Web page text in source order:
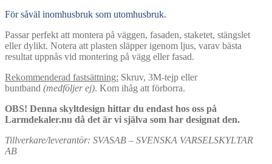
För såväl inomhusbruk som utomhusbruk.
Passar perfekt att montera på väggen, fasaden, staketet, stängslet
eller dylikt. Notera att plasten släpper igenom ljus, varav bästa
resultat uppnås vid montering på vägg eller fasad.
Rekommenderad fastsättning: Skruv, 3M-tejp eller
buntband (medföljer ej). Kom ihåg att förborra.
OBS! Denna skyltdesign hittar du endast hos oss på
Larmdekaler.nu då det är vi själva som har designat den.
Tillverkare/leverantör: SVASAB – SVENSKA VARSELSKYLTAR
AB